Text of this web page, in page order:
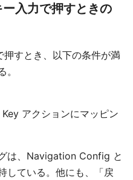
入力で押すときの
すとき、以下の条件が満
アクションにマッピン
は、Navigation Config と
している。他にも、「戻